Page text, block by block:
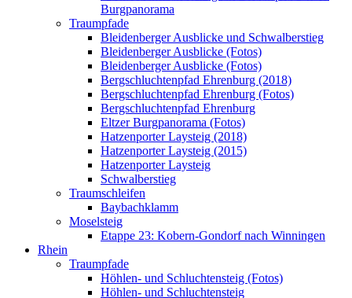
Burgpanorama
Traumpfade
Bleidenberger Ausblicke und Schwalberstieg
Bleidenberger Ausblicke (Fotos)
Bleidenberger Ausblicke (Fotos)
Bergschluchtenpfad Ehrenburg (2018)
Bergschluchtenpfad Ehrenburg (Fotos)
Bergschluchtenpfad Ehrenburg
Eltzer Burgpanorama (Fotos)
Hatzenporter Laysteig (2018)
Hatzenporter Laysteig (2015)
Hatzenporter Laysteig
Schwalberstieg
Traumschleifen
Baybachklamm
Moselsteig
Etappe 23: Kobern-Gondorf nach Winningen
Rhein
Traumpfade
Höhlen- und Schluchtensteig (Fotos)
Höhlen- und Schluchtensteig